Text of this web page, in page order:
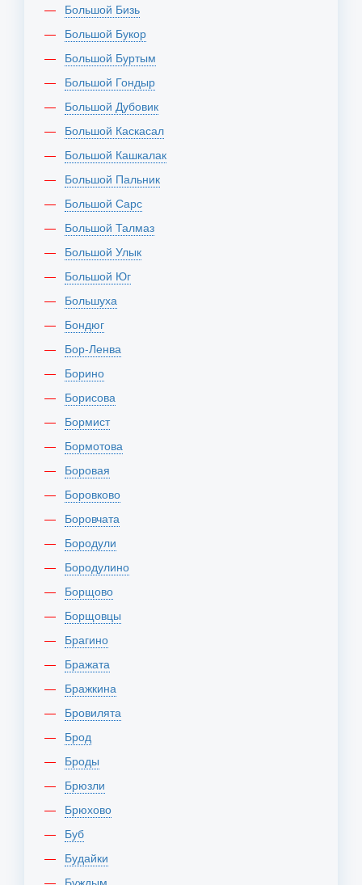
Большой Бизь
Большой Букор
Большой Буртым
Большой Гондыр
Большой Дубовик
Большой Каскасал
Большой Кашкалак
Большой Пальник
Большой Сарс
Большой Талмаз
Большой Улык
Большой Юг
Большуха
Бондюг
Бор-Ленва
Борино
Борисова
Бормист
Бормотова
Боровая
Боровково
Боровчата
Бородули
Бородулино
Борщово
Борщовцы
Брагино
Бражата
Бражкина
Бровилята
Брод
Броды
Брюзли
Брюхово
Буб
Будайки
Буждым